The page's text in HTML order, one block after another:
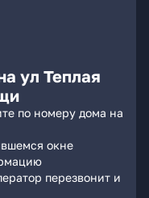
ул Теплая
по номеру дома на
окне
перезвонит и